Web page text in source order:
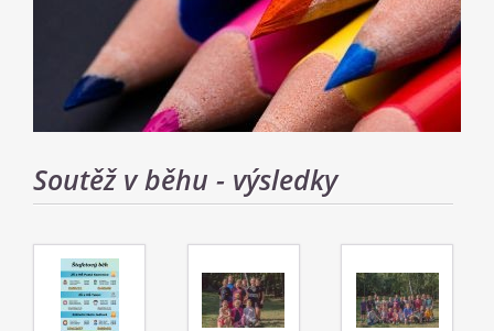
Soutěž v běhu - výsledky